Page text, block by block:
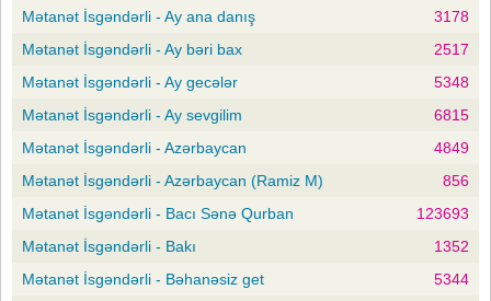
Mətanət İsgəndərli - Ay ana danış
3178
Mətanət İsgəndərli - Ay bəri bax
2517
Mətanət İsgəndərli - Ay gecələr
5348
Mətanət İsgəndərli - Ay sevgilim
6815
Mətanət İsgəndərli - Azərbaycan
4849
Mətanət İsgəndərli - Azərbaycan (Ramiz M)
856
Mətanət İsgəndərli - Bacı Sənə Qurban
123693
Mətanət İsgəndərli - Bakı
1352
Mətanət İsgəndərli - Bəhanəsiz get
5344